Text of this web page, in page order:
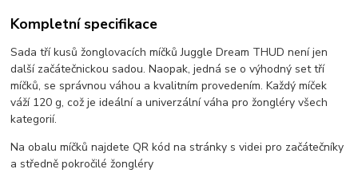
Kompletní specifikace
Sada tří kusů žonglovacích míčků Juggle Dream THUD není jen
další začátečnickou sadou. Naopak, jedná se o výhodný set tří
míčků, se správnou váhou a kvalitním provedením. Každý míček
váží 120 g, což je ideální a univerzální váha pro žongléry všech
kategorií.
Na obalu míčků najdete QR kód na stránky s videi pro začátečníky
a středně pokročilé žongléry